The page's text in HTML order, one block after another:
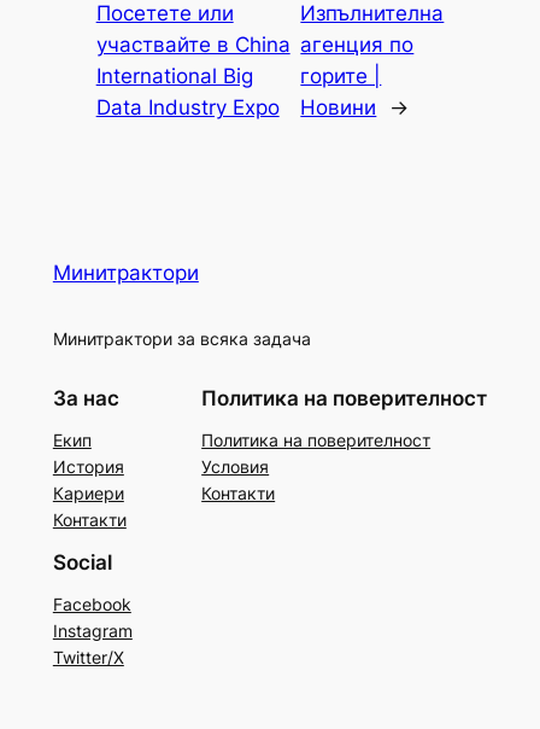
Посетете или
участвайте в China
International Big
Data Industry Expo
Изпълнителна
агенция по
горите |
Новини
→
Минитрактори
Минитрактори за всяка задача
За нас
Екип
История
Кариери
Контакти
Политика на поверителност
Политика на поверителност
Условия
Контакти
Social
Facebook
Instagram
Twitter/X